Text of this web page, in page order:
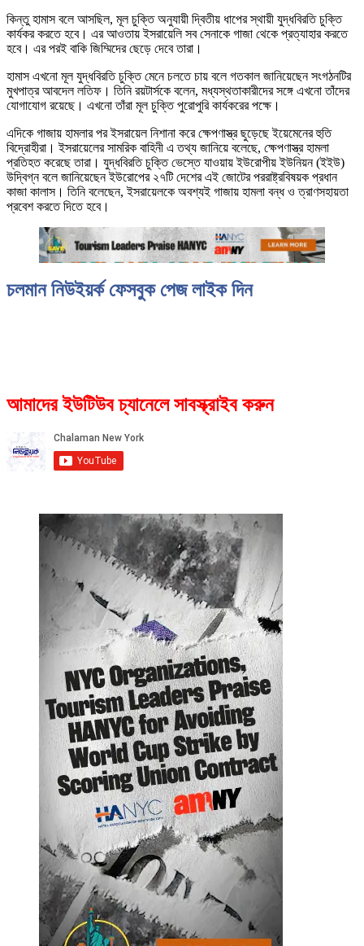
কিন্তু হামাস বলে আসছিল, মূল চুক্তি অনুযায়ী দ্বিতীয় ধাপের স্থায়ী যুদ্ধবিরতি চুক্তি
কার্যকর করতে হবে। এর আওতায় ইসরায়েলি সব সেনাকে গাজা থেকে প্রত্যাহার করতে
হবে। এর পরই বাকি জিম্মিদের ছেড়ে দেবে তারা।
হামাস এখনো মূল যুদ্ধবিরতি চুক্তি মেনে চলতে চায় বলে গতকাল জানিয়েছেন সংগঠনটির
মুখপাত্র আবদেল লতিফ। তিনি রয়টার্সকে বলেন, মধ্যস্থতাকারীদের সঙ্গে এখনো তাঁদের
যোগাযোগ রয়েছে। এখনো তাঁরা মূল চুক্তি পুরোপুরি কার্যকরের পক্ষে।
এদিকে গাজায় হামলার পর ইসরায়েল নিশানা করে ক্ষেপণাস্ত্র ছুড়েছে ইয়েমেনের হুতি
বিদ্রোহীরা। ইসরায়েলের সামরিক বাহিনী এ তথ্য জানিয়ে বলেছে, ক্ষেপণাস্ত্র হামলা
প্রতিহত করেছে তারা। যুদ্ধবিরতি চুক্তি ভেস্তে যাওয়ায় ইউরোপীয় ইউনিয়ন (ইইউ)
উদ্বিগ্ন বলে জানিয়েছেন ইউরোপের ২৭টি দেশের এই জোটের পররাষ্ট্রবিষয়ক প্রধান
কাজা কালাস। তিনি বলেছেন, ইসরায়েলকে অবশ্যই গাজায় হামলা বন্ধ ও ত্রাণসহায়তা
প্রবেশ করতে দিতে হবে।
চলমান নিউইয়র্ক ফেসবুক পেজ লাইক দিন
আমাদের ইউটিউব চ্যানেলে সাবস্ক্রাইব করুন